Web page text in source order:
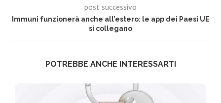
post successivo
Immuni funzionerà anche all’estero: le app dei Paesi UE
si collegano
POTREBBE ANCHE INTERESSARTI